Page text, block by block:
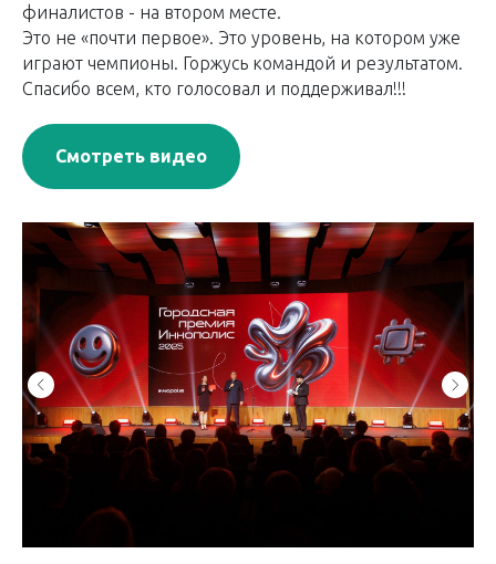
финалистов - на втором месте.
Это не «почти первое». Это уровень, на котором уже
играют чемпионы. Горжусь командой и результатом.
Спасибо всем, кто голосовал и поддерживал!!!
Смотреть видео